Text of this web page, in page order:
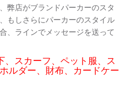
弊店がブランドパーカーのスタ
もしさらにパーカーのスタイル
、ラインでメッセージを送って
スカーフ、ペット服、ス
ルダー、財布、カードケー